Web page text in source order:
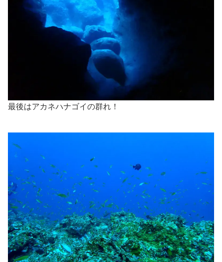
最後はアカネハナゴイの群れ！